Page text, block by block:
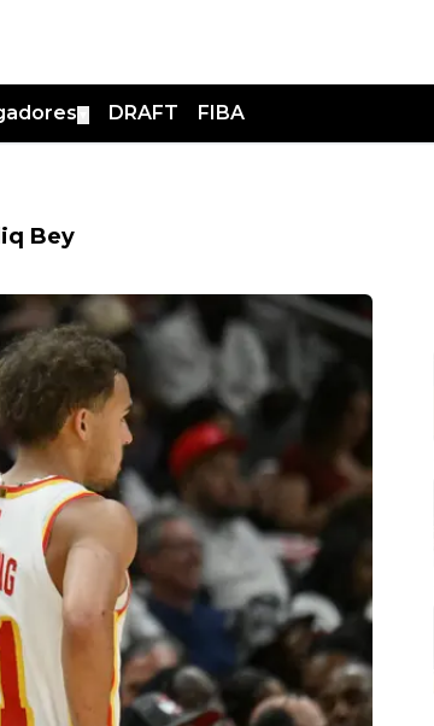
DRAFT FIBA
Bey